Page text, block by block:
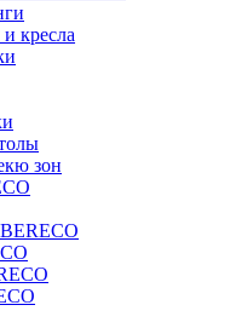
кресла
зон